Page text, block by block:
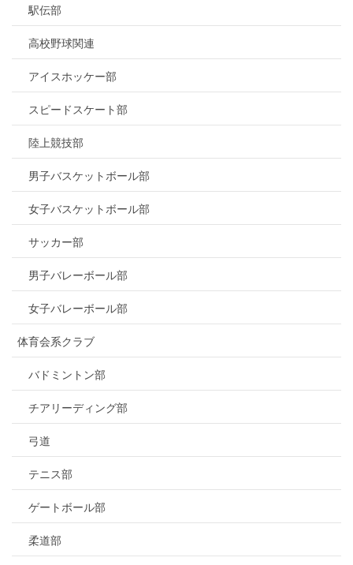
駅伝部
高校野球関連
アイスホッケー部
スピードスケート部
陸上競技部
男子バスケットボール部
女子バスケットボール部
サッカー部
男子バレーボール部
女子バレーボール部
体育会系クラブ
バドミントン部
チアリーディング部
弓道
テニス部
ゲートボール部
柔道部